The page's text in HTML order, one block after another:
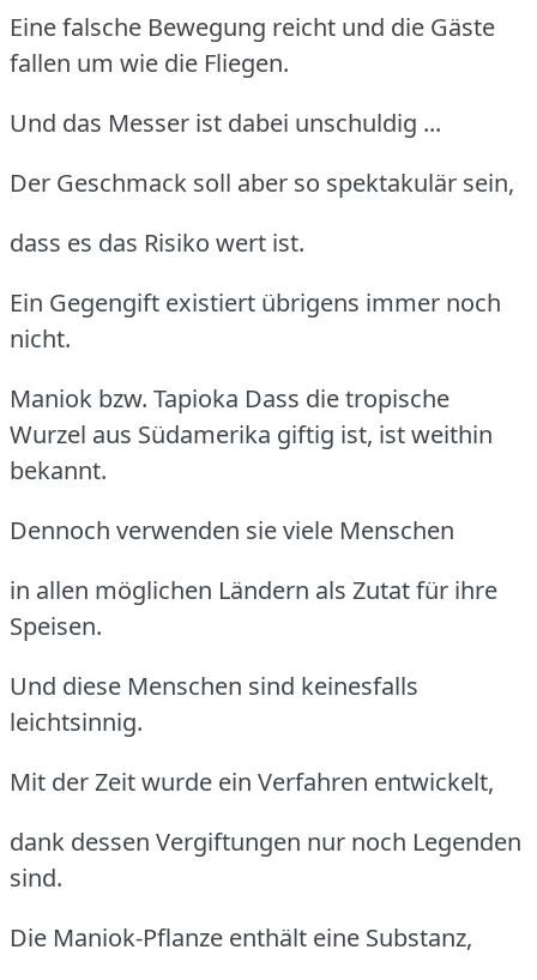
Eine falsche Bewegung reicht und die Gäste
fallen um wie die Fliegen.
Und das Messer ist dabei unschuldig ...
Der Geschmack soll aber so spektakulär sein,
dass es das Risiko wert ist.
Ein Gegengift existiert übrigens immer noch
nicht.
Maniok bzw. Tapioka Dass die tropische
Wurzel aus Südamerika giftig ist, ist weithin
bekannt.
Dennoch verwenden sie viele Menschen
in allen möglichen Ländern als Zutat für ihre
Speisen.
Und diese Menschen sind keinesfalls
leichtsinnig.
Mit der Zeit wurde ein Verfahren entwickelt,
dank dessen Vergiftungen nur noch Legenden
sind.
Die Maniok-Pflanze enthält eine Substanz,